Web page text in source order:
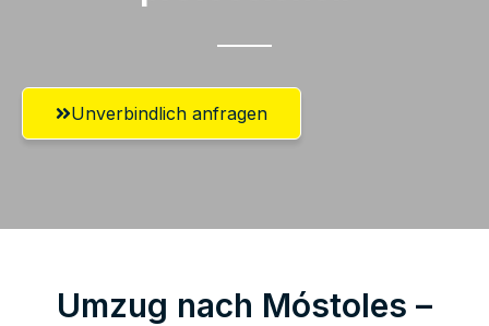
Unverbindlich anfragen
Umzug nach Móstoles –